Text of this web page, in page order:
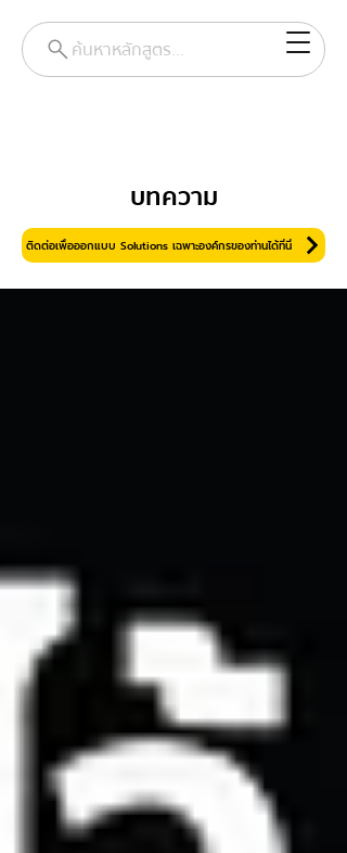
ค้นหาหลักสูตร...
บทความ
ติดต่อเพื่อออกแบบ Solutions เฉพาะองค์กรของท่านได้ที่นี่